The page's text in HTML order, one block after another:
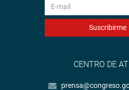
Suscribirme
CENTRO DE